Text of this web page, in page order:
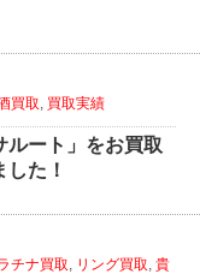
買取 買取実績
ルート」をお買取
した！
チナ買取 リング買取 ,貴